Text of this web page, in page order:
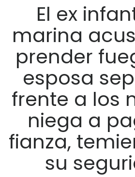
El ex
marina
prender
esposa
frente a los
niega a
fianza,
su